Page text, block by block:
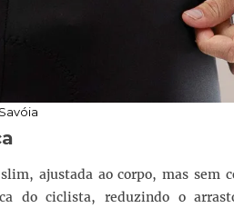
ajustada ao corpo, mas sem
do ciclista, reduzindo o